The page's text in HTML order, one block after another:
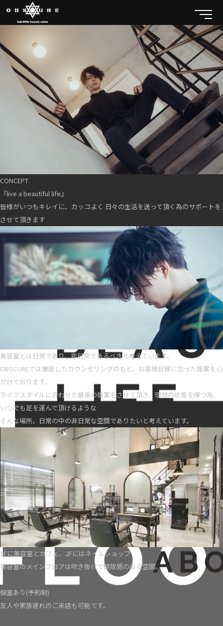
CONCEPT
『live a beautiful life』
皆様がいつもキレイに、カッコよく 日々の生活を送って頂く為のサポートを
させて頂きます
美容室とは日常であり、非日常であるべきと考えています。
OBSCUREでは徹底したカウンセリングのもと、お客様目線に立った提案を心
がけております。
ライフスタイルに合わせた最善の提案をさせて頂き、理想の状態を保つ為、
いつでも足を運んで頂けるような
そんな場所、日常の中の非日常な空間でありたいと考えています。
1Fに美容室とカフェ、2Fにはネイルショップ
美容室のメインフロアは吹き抜けで開放感のある空間。
個室あり(予約制)
友人や家族連れのご来店も可能です。